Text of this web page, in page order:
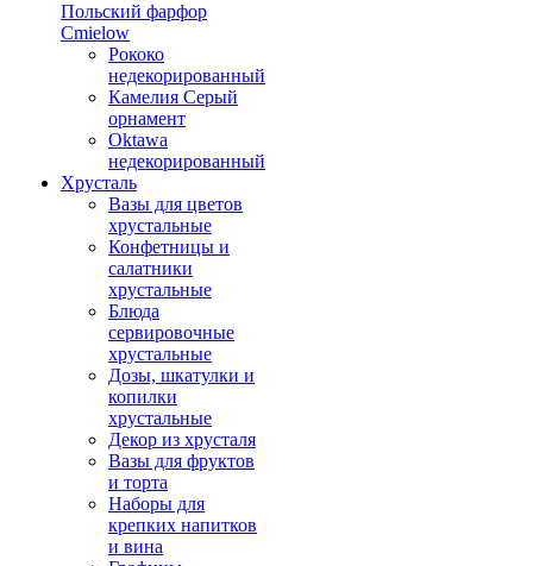
Польский фарфор
Сmielow
Рококо
недекорированный
Камелия Серый
орнамент
Oktawa
недекорированный
Хрусталь
Вазы для цветов
хрустальные
Конфетницы и
салатники
хрустальные
Блюда
сервировочные
хрустальные
Дозы, шкатулки и
копилки
хрустальные
Декор из хрусталя
Вазы для фруктов
и торта
Наборы для
крепких напитков
и вина